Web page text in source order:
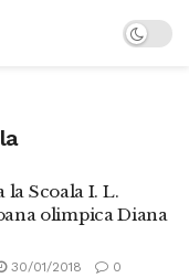
Scoala I. L.
olimpica Diana
30/01/2018 0